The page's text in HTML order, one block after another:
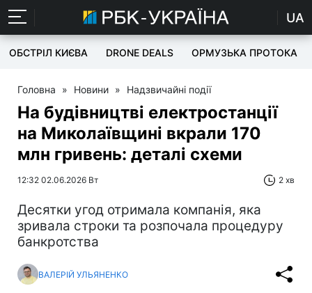
UA
ОБСТРІЛ КИЄВА DRONE DEALS ОРМУЗЬКА ПРОТОКА
Головна » Новини » Надзвичайні події
На будівництві електростанції
на Миколаївщині вкрали 170
млн гривень: деталі схеми
12:32 02.06.2026 Вт 2 хв
Десятки угод отримала компанія, яка
зривала строки та розпочала процедуру
банкротства
ВАЛЕРІЙ УЛЬЯНЕНКО